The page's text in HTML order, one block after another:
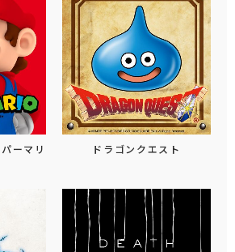
ーマリ
ドラゴンクエスト